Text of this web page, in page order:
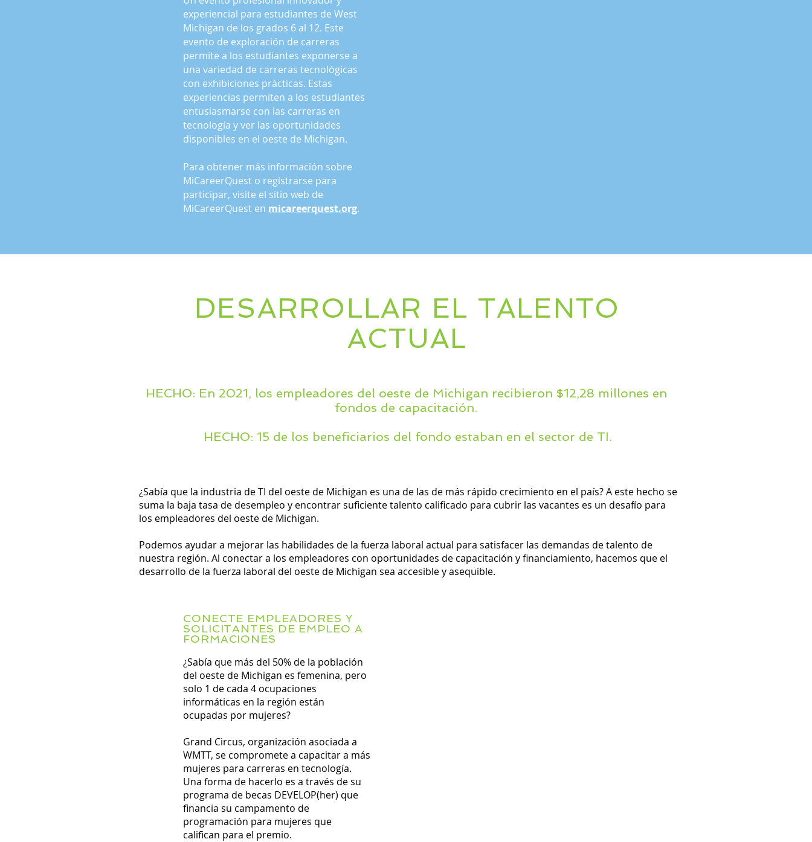
experiencial para estudiantes de West
Michigan de los grados 6 al 12. Este
evento de exploración de carreras
permite a los estudiantes exponerse a
una variedad de carreras tecnológicas
con exhibiciones prácticas. Estas
experiencias permiten a los estudiantes
entusiasmarse con las carreras en
tecnología y ver las oportunidades
disponibles en el oeste de Michigan.
Para obtener más información sobre
MiCareerQuest o registrarse para
participar, visite el sitio web de
MiCareerQuest en micareerquest.org.
DESARROLLAR EL TALENTO
ACTUAL
HECHO: En 2021, los empleadores del oeste de Michigan recibieron $12,28 millones en
fondos de capacitación.
HECHO: 15 de los beneficiarios del fondo estaban en el sector de TI.
¿Sabía que la industria de TI del oeste de Michigan es una de las de más rápido crecimiento en el país? A este hecho se
suma la baja tasa de desempleo y encontrar suficiente talento calificado para cubrir las vacantes es un desafío para
los empleadores del oeste de Michigan.
Podemos ayudar a mejorar las habilidades de la fuerza laboral actual para satisfacer las demandas de talento de
nuestra región. Al conectar a los empleadores con oportunidades de capacitación y financiamiento, hacemos que el
desarrollo de la fuerza laboral del oeste de Michigan sea accesible y asequible.
CONECTE EMPLEADORES Y
SOLICITANTES DE EMPLEO A
FORMACIONES
¿Sabía que más del 50% de la población
del oeste de Michigan es femenina, pero
solo 1 de cada 4 ocupaciones
informáticas en la región están
ocupadas por mujeres?
Grand Circus, organización asociada a
WMTT, se compromete a capacitar a más
mujeres para carreras en tecnología.
Una forma de hacerlo es a través de su
programa de becas DEVELOP(her) que
financia su campamento de
programación para mujeres que
califican para el premio.